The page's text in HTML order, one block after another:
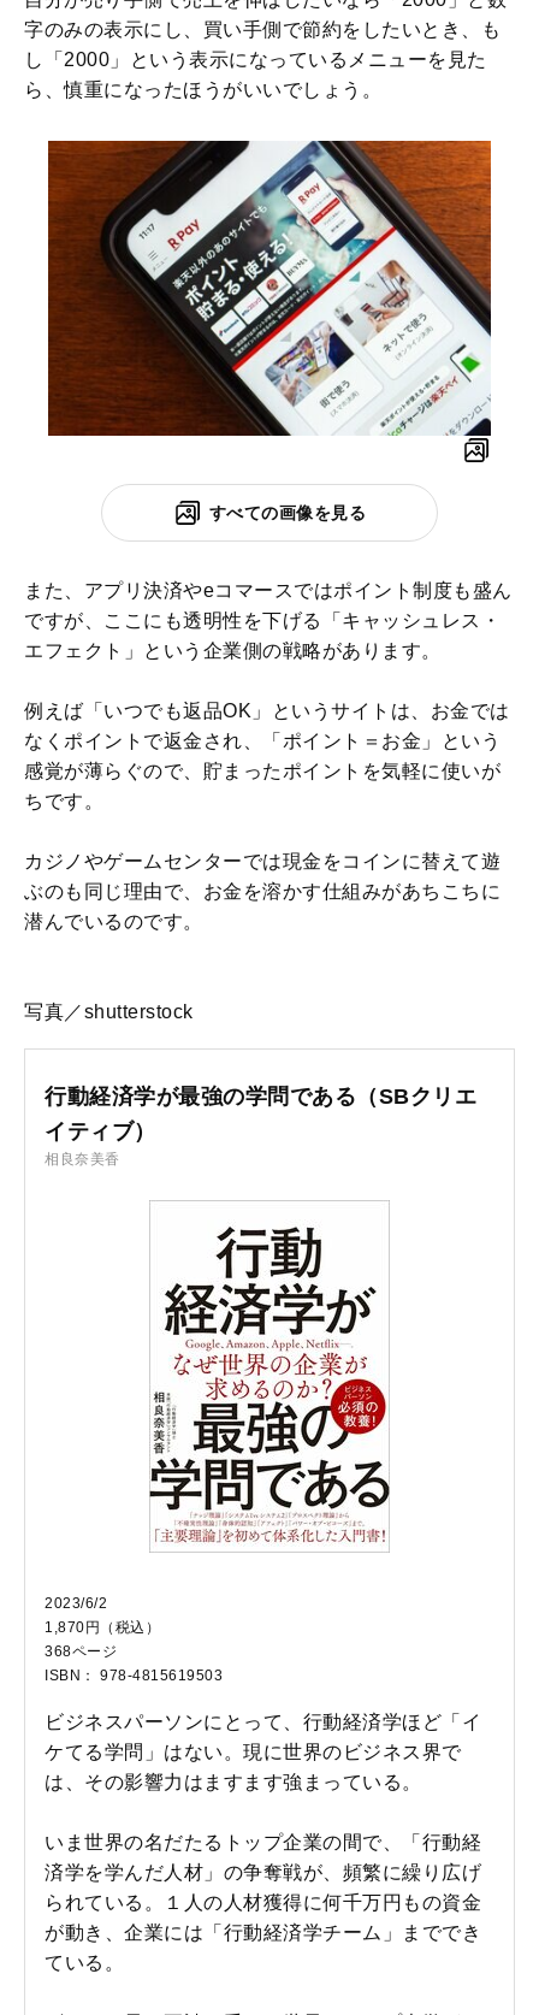
字のみの表示にし、買い手側で節約をしたいとき、も
し「2000」という表示になっているメニューを見た
ら、慎重になったほうがいいでしょう。
すべての画像を見る
また、アプリ決済やeコマースではポイント制度も盛ん
ですが、ここにも透明性を下げる「キャッシュレス・
エフェクト」という企業側の戦略があります。
例えば「いつでも返品OK」というサイトは、お金では
なくポイントで返金され、「ポイント＝お金」という
感覚が薄らぐので、貯まったポイントを気軽に使いが
ちです。
カジノやゲームセンターでは現金をコインに替えて遊
ぶのも同じ理由で、お金を溶かす仕組みがあちこちに
潜んでいるのです。
写真／shutterstock
行動経済学が最強の学問である（SBクリエ
イティブ）
相良奈美香
2023/6/2
1,870円（税込）
368ページ
ISBN： 978-4815619503
ビジネスパーソンにとって、行動経済学ほど「イ
ケてる学問」はない。現に世界のビジネス界で
は、その影響力はますます強まっている。
いま世界の名だたるトップ企業の間で、「行動経
済学を学んだ人材」の争奪戦が、頻繁に繰り広げ
られている。１人の人材獲得に何千万円もの資金
が動き、企業には「行動経済学チーム」まででき
ている。